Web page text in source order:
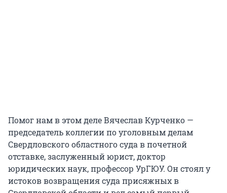
Помог нам в этом деле Вячеслав Курченко —
председатель коллегии по уголовным делам
Свердловского областного суда в почетной
отставке, заслуженный юрист, доктор
юридических наук, профессор УрГЮУ. Он стоял у
истоков возвращения суда присяжных в